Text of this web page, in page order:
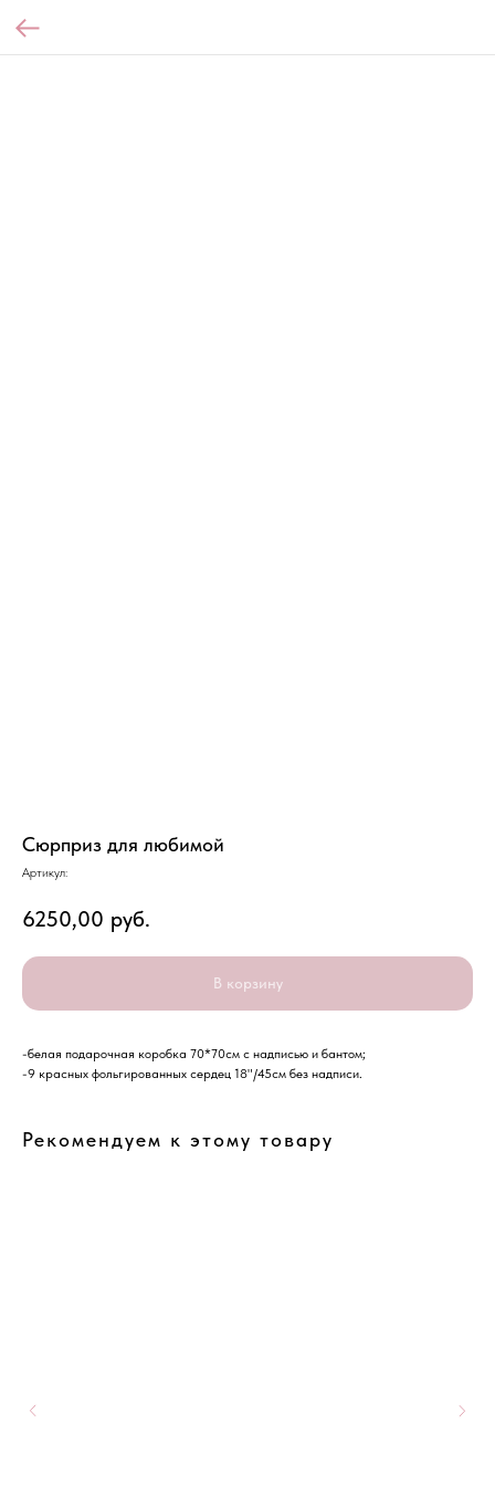
Сюрприз для любимой
Артикул:
6250,00 руб.
В корзину
-белая подарочная коробка 70*70см с надписью и бантом;
-9 красных фольгированных сердец 18"/45см без надписи.
Рекомендуем к этому товару